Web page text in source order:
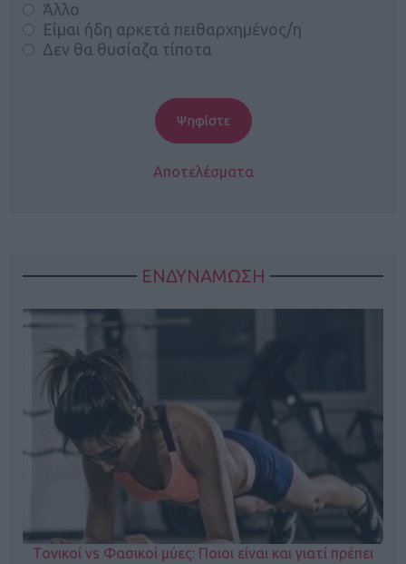
Άλλο
Είμαι ήδη αρκετά πειθαρχημένος/η
Δεν θα θυσίαζα τίποτα
Αποτελέσματα
ΕΝΔΥΝΑΜΩΣΗ
Τονικοί vs Φασικοί μύες: Ποιοι είναι και γιατί πρέπει